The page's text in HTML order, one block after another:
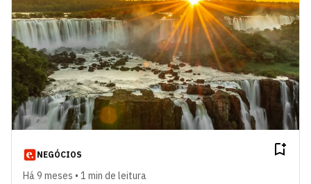
NEGÓCIOS
Há 9 meses • 1 min de leitura